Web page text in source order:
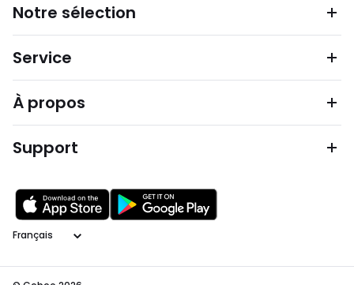
Notre sélection
Service
À propos
Support
Langage